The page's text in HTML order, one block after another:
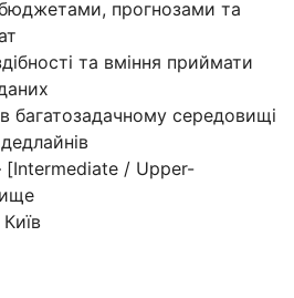
прогнозами та
та вміння приймати
багатозадачному середовищі
[Intermediate / Upper-